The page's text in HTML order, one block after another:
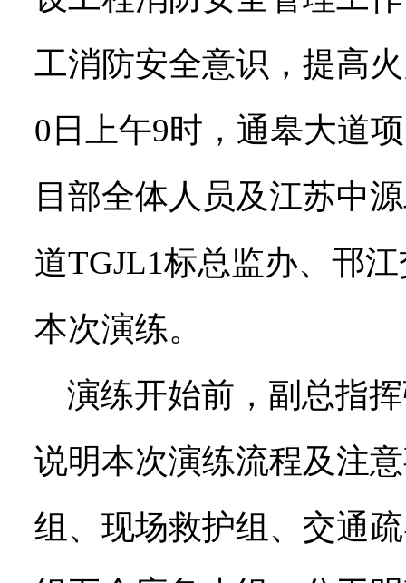
工消防安全意识，提高
0日上午9时，通皋大道
目部全体人员及江苏中
道TGJL1标总监办、邗
本次演练。
演练开始前，副总指
说明本次演练流程及注
组、现场救护组、交通